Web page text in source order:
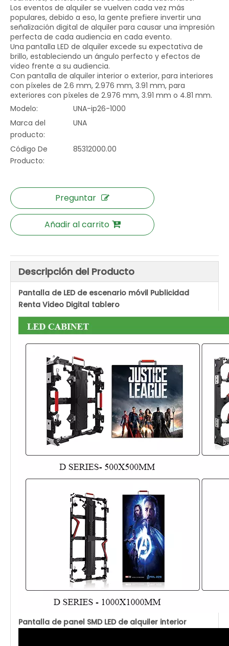
Los eventos de alquiler se vuelven cada vez más
populares, debido a eso, la gente prefiere invertir una
señalización digital de alquiler para causar una impresión
perfecta de cada audiencia en cada evento.
Una pantalla LED de alquiler excede su expectativa de
brillo, estableciendo un ángulo perfecto y efectos de
video frente a su audiencia.
Con pantalla de alquiler interior o exterior, para interiores
con píxeles de 2.6 mm, 2.976 mm, 3.91 mm, para
exteriores con píxeles de 2.976 mm, 3.91 mm o 4.81 mm.
Modelo:
UNA-ip26-1000
Marca del
producto:
UNA
Código De
Producto:
85312000.00
Preguntar
Añadir al carrito
Descripción del Producto
Pantalla de LED de escenario móvil Publicidad
Renta Video Digital tablero
Pantalla de panel SMD LED de alquiler interior